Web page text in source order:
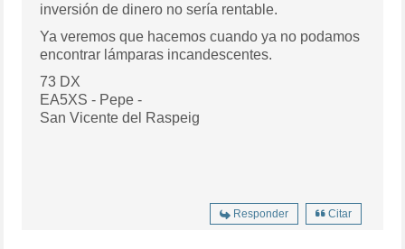
inversión de dinero no sería rentable.
Ya veremos que hacemos cuando ya no podamos
encontrar lámparas incandescentes.
73 DX
EA5XS - Pepe -
San Vicente del Raspeig
Responder Citar